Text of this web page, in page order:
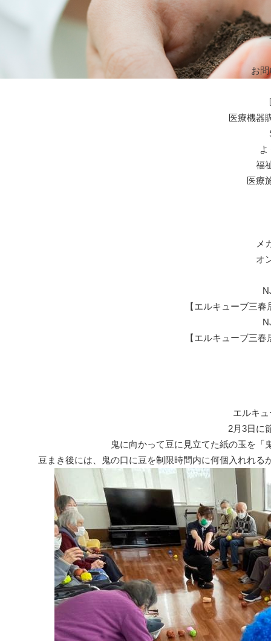
お
医療機器
福
医療
メ
オ
【エルキューブ三
【エルキューブ三
エルキ
2月3日に
鬼に向かって豆に見立てた紙の玉を「
豆まき後には、鬼の口に豆を制限時間内に何個入れれ